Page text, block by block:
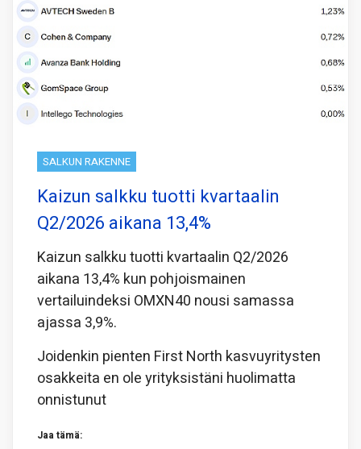
SALKUN RAKENNE
Kaizun salkku tuotti kvartaalin
Q2/2026 aikana 13,4%
Kaizun salkku tuotti kvartaalin Q2/2026
aikana 13,4% kun pohjoismainen
vertailuindeksi OMXN40 nousi samassa
ajassa 3,9%.
Joidenkin pienten First North kasvuyritysten
osakkeita en ole yrityksistäni huolimatta
onnistunut
Jaa tämä: